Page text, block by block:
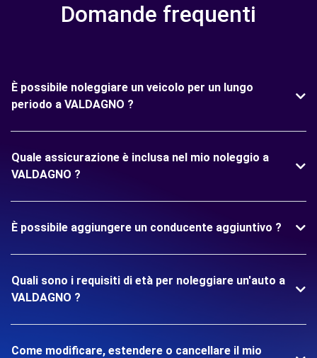
Domande frequenti
È possibile noleggiare un veicolo per un lungo
periodo a VALDAGNO ?
Quale assicurazione è inclusa nel mio noleggio a
VALDAGNO ?
È possibile aggiungere un conducente aggiuntivo ?
Quali sono i requisiti di età per noleggiare un'auto a
VALDAGNO ?
Come modificare, estendere o cancellare il mio